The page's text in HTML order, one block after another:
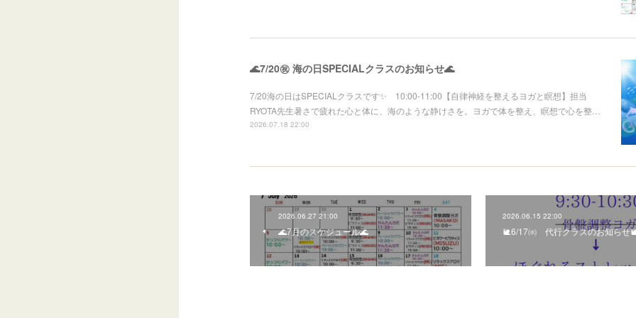
🌊7/20㊗ 海の日SPECIALクラスのお知らせ🌊
7/20海の日はSPECIALクラスです✨ 10:00-11:00【自律神経を整えるヨガと瞑想】担当
RYOTA先生暑さで疲れた心と体に、海のような静けさを。ヨガで体を整え、瞑想で心を整…
2026.07.18 22:00
2026.06.27 21:00
🌊7月のスケジュール🌊
2026.06.15 22:00
🐌6/17㈬ 代行クラスのお知らせ